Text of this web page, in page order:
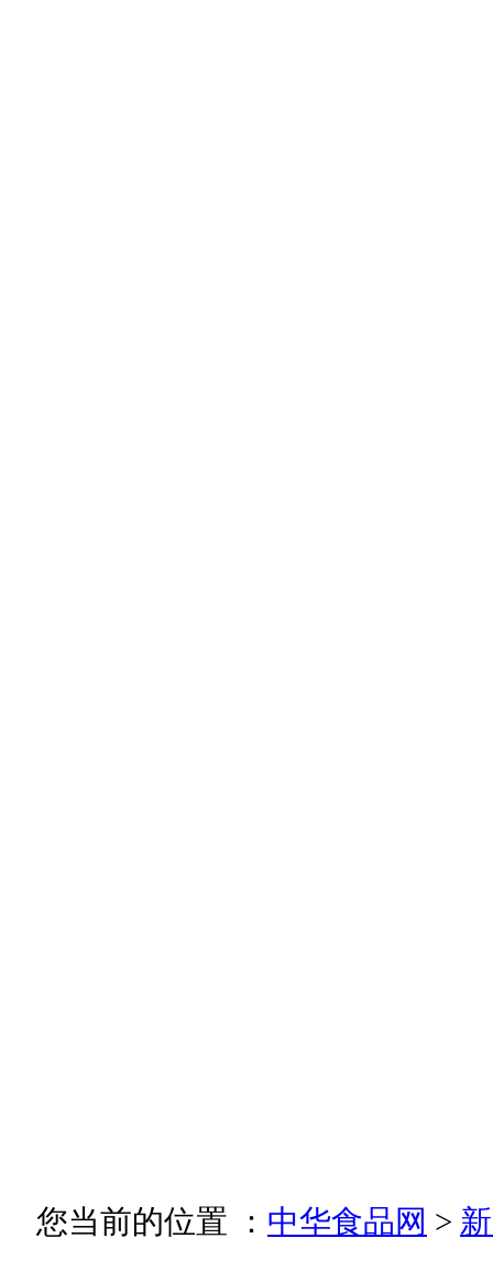
您当前的位置 ： 中华食品网 >